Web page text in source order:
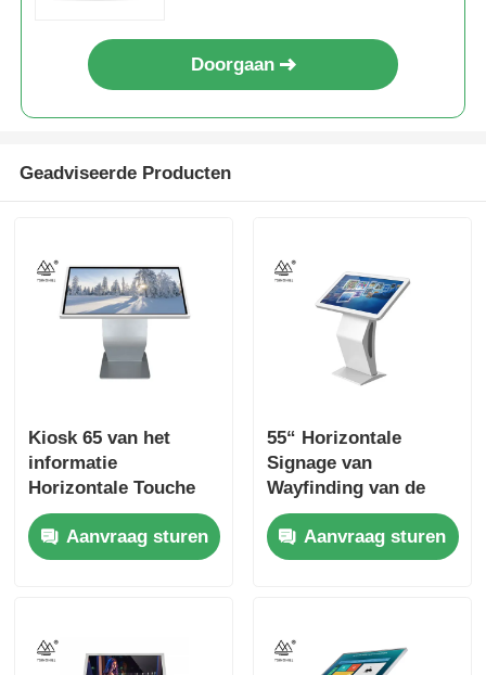
Doorgaan
Geadviseerde Producten
Kiosk 65 van het
informatie
Horizontale Touche
screen“ Digitale
Interactieve
Wayfinding
Aanvraag sturen
55“ Horizontale
Signage van
Wayfinding van de
Touch screenkiosk
Interactieve
Aanvraag sturen